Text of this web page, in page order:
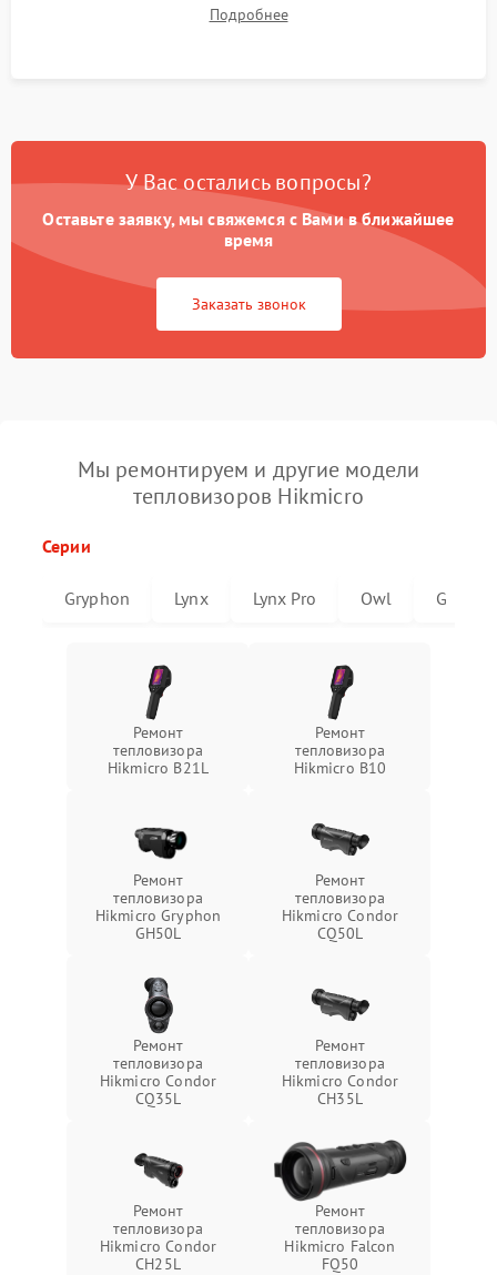
автономности работы и итоговый контроль качества.
Подробнее
У Вас остались вопросы?
Оставьте заявку, мы свяжемся с Вами в ближайшее
время
Заказать звонок
Мы ремонтируем и другие модели
тепловизоров Hikmicro
Серии
Gryphon Lynx Lynx Pro Owl G
Ремонт
тепловизора
Hikmicro B21L
Ремонт
тепловизора
Hikmicro B10
Ремонт
тепловизора
Hikmicro Gryphon
GH50L
Ремонт
тепловизора
Hikmicro Condor
CQ50L
Ремонт
тепловизора
Hikmicro Condor
CQ35L
Ремонт
тепловизора
Hikmicro Condor
CH35L
Ремонт
тепловизора
Hikmicro Condor
CH25L
Ремонт
тепловизора
Hikmicro Falcon
FQ50